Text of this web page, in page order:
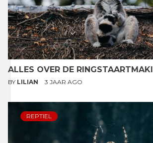
ALLES OVER DE RINGSTAARTMAKI
BY LILIAN 3 JAAR AGO
REPTIEL